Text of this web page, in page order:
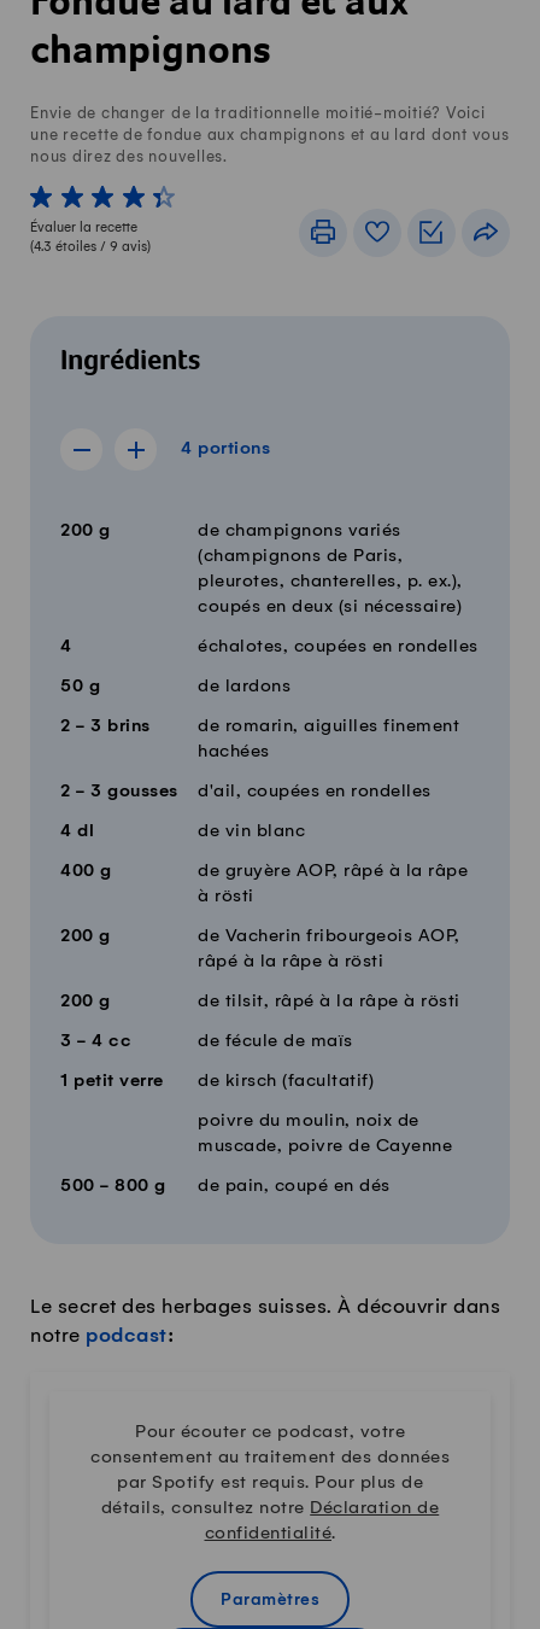
champignons
Envie de changer de la traditionnelle moitié-moitié? Voici
une recette de fondue aux champignons et au lard dont vous
nous direz des nouvelles.
1 von 5 étoiles
2 von 5 étoiles
3 von 5 étoiles
4 von 5 étoiles
5 von 5 étoiles
Évaluer la recette
(4.3 étoiles / 9 avis)
ImprimerLivre de recettes
Listes de
Ingrédients
4 portions
Afficher la recette de 3 portions
Afficher la recette de 5 portions
4 portions
Quantité Ingrédients
200 g
de champignons variés
(champignons de Paris,
pleurotes, chanterelles, p. ex.),
coupés en deux (si nécessaire)
4 échalotes, coupées en rondelles
50 g de lardons
2 - 3 brins
de romarin, aiguilles finement
hachées
2 - 3 gousses d'ail, coupées en rondelles
4 dl de vin blanc
400 g
de gruyère AOP, râpé à la râpe
à rösti
200 g
de Vacherin fribourgeois AOP,
râpé à la râpe à rösti
200 g de tilsit, râpé à la râpe à rösti
3 - 4 cc de fécule de maïs
1 petit verre de kirsch (facultatif)
poivre du moulin, noix de
muscade, poivre de Cayenne
500 - 800 g de pain, coupé en dés
Le secret des herbages suisses. À découvrir dans
notre podcast:
Pour écouter ce podcast, votre
consentement au traitement des données
par Spotify est requis. Pour plus de
détails, consultez notre Déclaration de
confidentialité.
Paramètres